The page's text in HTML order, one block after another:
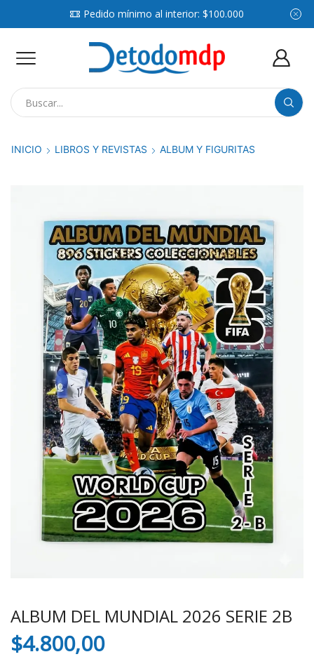
Pedido mínimo al interior: $100.000
INICIO LIBROS Y REVISTAS ALBUM Y FIGURITAS
ALBUM DEL MUNDIAL 2026 SERIE 2B
$4.800,00